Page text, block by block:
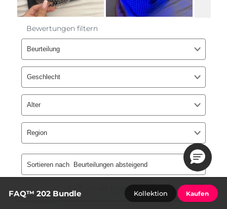
FAQ™ 202 Bundle Kollektion Kaufen